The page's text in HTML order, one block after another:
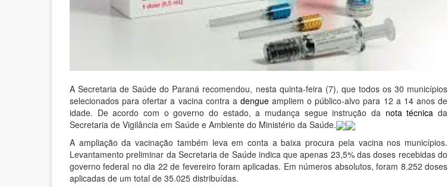
A Secretaria de Saúde do Paraná recomendou, nesta quinta-feira (7), que todos os 30 municípios
selecionados para ofertar a vacina contra a dengueampliem o público-alvo para 12 a 14 anos de
idade. De acordo com o governo do estado, a mudança segue instrução da nota técnica da
Secretaria de Vigilância em Saúde e Ambiente do Ministério da Saúde.
A ampliação da vacinação também leva em conta a baixa procura pela vacina nos municípios.
Levantamento preliminar da Secretaria de Saúde indica que apenas 23,5% das doses recebidas do
governo federal no dia 22 de fevereiro foram aplicadas. Em números absolutos, foram 8.252 doses
aplicadas de um total de 35.025 distribuídas.